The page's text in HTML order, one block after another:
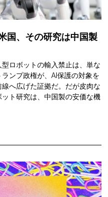
国、その研究は中国製
ロボットの輸入禁止は、単な
ンプ政権が、AI保護の対象を
へ広げた証拠だ。だが皮肉な
ト研究は、中国製の安価な機